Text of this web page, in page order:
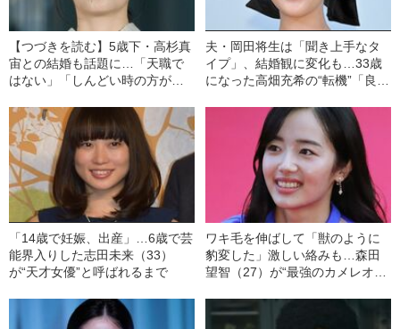
【つづきを読む】5歳下・高杉真
宙との結婚も話題に…「天職で
はない」「しんどい時の方が多
乗り越えた“正念場”
夫・岡田将生は「聞き上手なタ
イプ」、結婚観に変化も…33歳
になった高畑充希の“転機”「良く
「14歳で妊娠、出産」…6歳で芸
能界入りした志田未来（33）
が“天才女優”と呼ばれるまで
ワキ毛を伸ばして「獣のように
豹変した」激しい絡みも…森田
望智（27）が“最強のカメレオン